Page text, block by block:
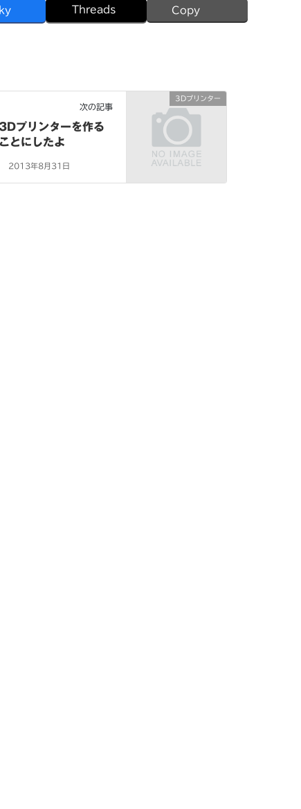
Threads Copy
3Dプリンター
次の記事
プリンターを作る
ことにしたよ
2013年8月31日